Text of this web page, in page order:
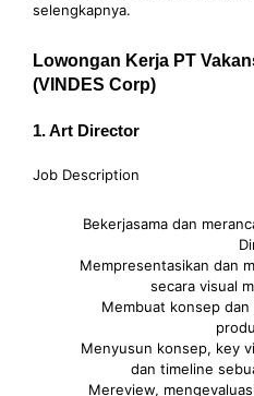
selengkapnya.
Lowongan Kerja PT
(VINDES Corp)
1. Art Director
Job Description
Bekerjasama dan
Mempresentasikan dan
secara visual
Membuat konsep
Menyusun konsep, key
dan timeline
Mereview,